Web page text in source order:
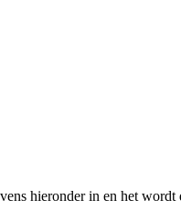
hieronder in en het